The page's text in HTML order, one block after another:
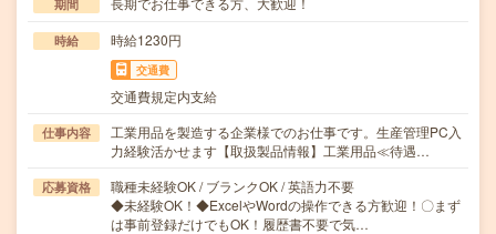
期間
時給 時給1230円
交通費
交通費規定内支給
仕事内容
工業用品を製造する企業様でのお仕事です。生産管理PC入
力経験活かせます【取扱製品情報】工業用品≪待遇…
応募資格
職種未経験OK / ブランクOK / 英語力不要
◆未経験OK！◆ExcelやWordの操作できる方歓迎！〇まず
は事前登録だけでもOK！履歴書不要で気…